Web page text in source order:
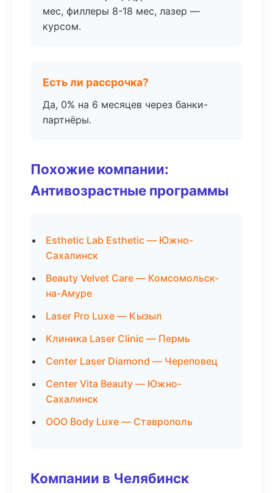
мес, филлеры 8-18 мес, лазер —
курсом.
Есть ли рассрочка?
Да, 0% на 6 месяцев через банки-
партнёры.
Похожие компании:
Антивозрастные программы
Esthetic Lab Esthetic — Южно-
Сахалинск
Beauty Velvet Care — Комсомольск-
на-Амуре
Laser Pro Luxe — Кызыл
Клиника Laser Clinic — Пермь
Center Laser Diamond — Череповец
Center Vita Beauty — Южно-
Сахалинск
ООО Body Luxe — Ставрополь
Компании в Челябинск